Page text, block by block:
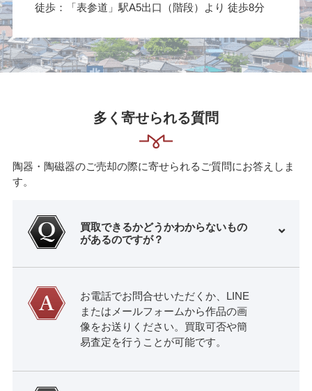
徒歩：「表参道」駅A5出口（階段）より 徒歩8分
多く寄せられる質問
陶器・陶磁器のご売却の際に寄せられるご質問にお答えしま
す。
買取できるかどうかわからないもの
があるのですが？
お電話でお問合せいただくか、LINE
またはメールフォームから作品の画
像をお送りください。買取可否や簡
易査定を行うことが可能です。